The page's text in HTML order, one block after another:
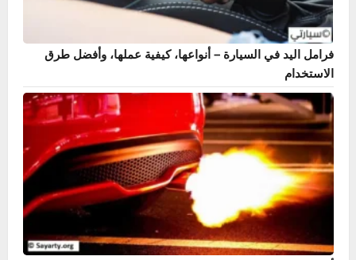
فرامل اليد في السيارة – أنواعها، كيفية عملها، وأفضل طرق
الاستخدام